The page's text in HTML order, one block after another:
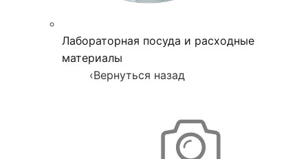
Лабораторная посуда и расходные
материалы
‹Вернуться назад